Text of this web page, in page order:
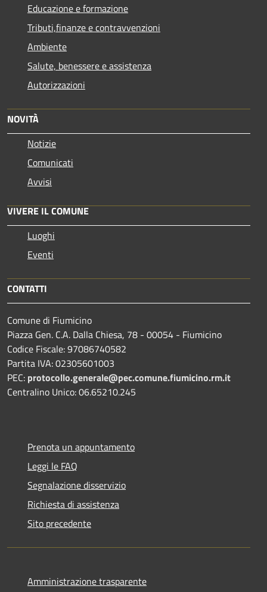
Educazione e formazione
Tributi,finanze e contravvenzioni
Ambiente
Salute, benessere e assistenza
Autorizzazioni
NOVITÀ
Notizie
Comunicati
Avvisi
VIVERE IL COMUNE
Luoghi
Eventi
CONTATTI
Comune di Fiumicino
Piazza Gen. C.A. Dalla Chiesa, 78 - 00054 - Fiumicino
Codice Fiscale: 97086740582
Partita IVA: 02305601003
PEC: protocollo.generale@pec.comune.fiumicino.rm.it
Centralino Unico: 06.65210.245
Prenota un appuntamento
Leggi le FAQ
Segnalazione disservizio
Richiesta di assistenza
Sito precedente
Amministrazione trasparente